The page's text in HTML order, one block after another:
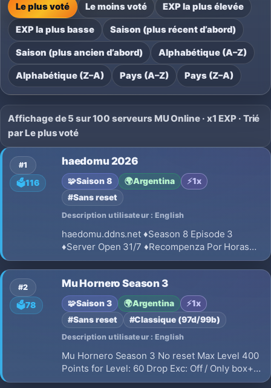
Le plus voté Le moins voté EXP la plus élevée
EXP la plus basse Saison (plus récent d’abord)
Saison (plus ancien d’abord) Alphabétique (A–Z)
Alphabétique (Z–A) Pays (A–Z) Pays (Z–A)
Affichage de 5 sur 100 serveurs MU Online · x1 EXP · Trié
par Le plus voté
#1
🗳️116
haedomu 2026
🧩Saison 8 🌍Argentina ⚡1x
#Sans reset
Description utilisateur : English
haedomu.ddns.net ♦Season 8 Episode 3
♦Server Open 31/7 ♦Recompenza Por Horas
Online ♦Primeras 100 Cuentas 1000 Creditos
De Regalo Para La Webshop ♦Exp Free: x1 ♦Exp
Vip : x2 ♦Server 1-2 Vip ♦Server 12-13-14-15-
17 Free ♦Drop: 5% ♦Drop Vip: 10%
#2
🗳️78
Mu Hornero Season 3
🧩Saison 3 🌍Argentina ⚡1x
#Sans reset
#Classique (97d/99b)
Description utilisateur : English
Mu Hornero Season 3 No reset Max Level 400
Points for Level: 60 Drop Exc: Off / Only box+5
Drop Jewells: Off / Only Golden Boss